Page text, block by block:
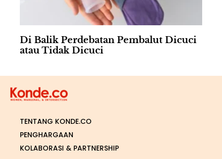
Di Balik Perdebatan Pembalut Dicuci
atau Tidak Dicuci
TENTANG KONDE.CO
PENGHARGAAN
KOLABORASI & PARTNERSHIP